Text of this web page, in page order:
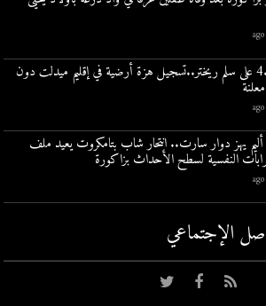
بقوة 4.8 على سلم ريختر..تسجيل هزة أرضية في إقليم ميدلت دون
يهز دوار سارت.. انتحار شاب بتامكروت يعيد ملف
النفسية لسطح الأحداث بزاكورة
اﻹجتماعي